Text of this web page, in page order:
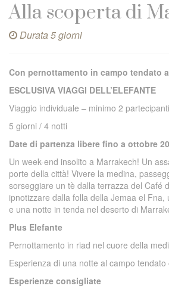
Alla scoperta di
Durata 5 giorni
Con pernottamento in campo tendato
ESCLUSIVA VIAGGI DELL’ELEFANTE
Viaggio individuale – minimo 2 partecipanti
5 giorni / 4 notti
Date di partenza libere fino a ottobre
Un week-end insolito a Marrakech! Un
porte della città! Vivere la medina,
sorseggiare un tè dalla terrazza del Café
ipnotizzare dalla folla della Jemaa el Fna,
e una notte in tenda nel deserto di
Plus Elefante
Pernottamento in riad nel cuore della
Esperienza di una notte al campo
Esperienze consigliate